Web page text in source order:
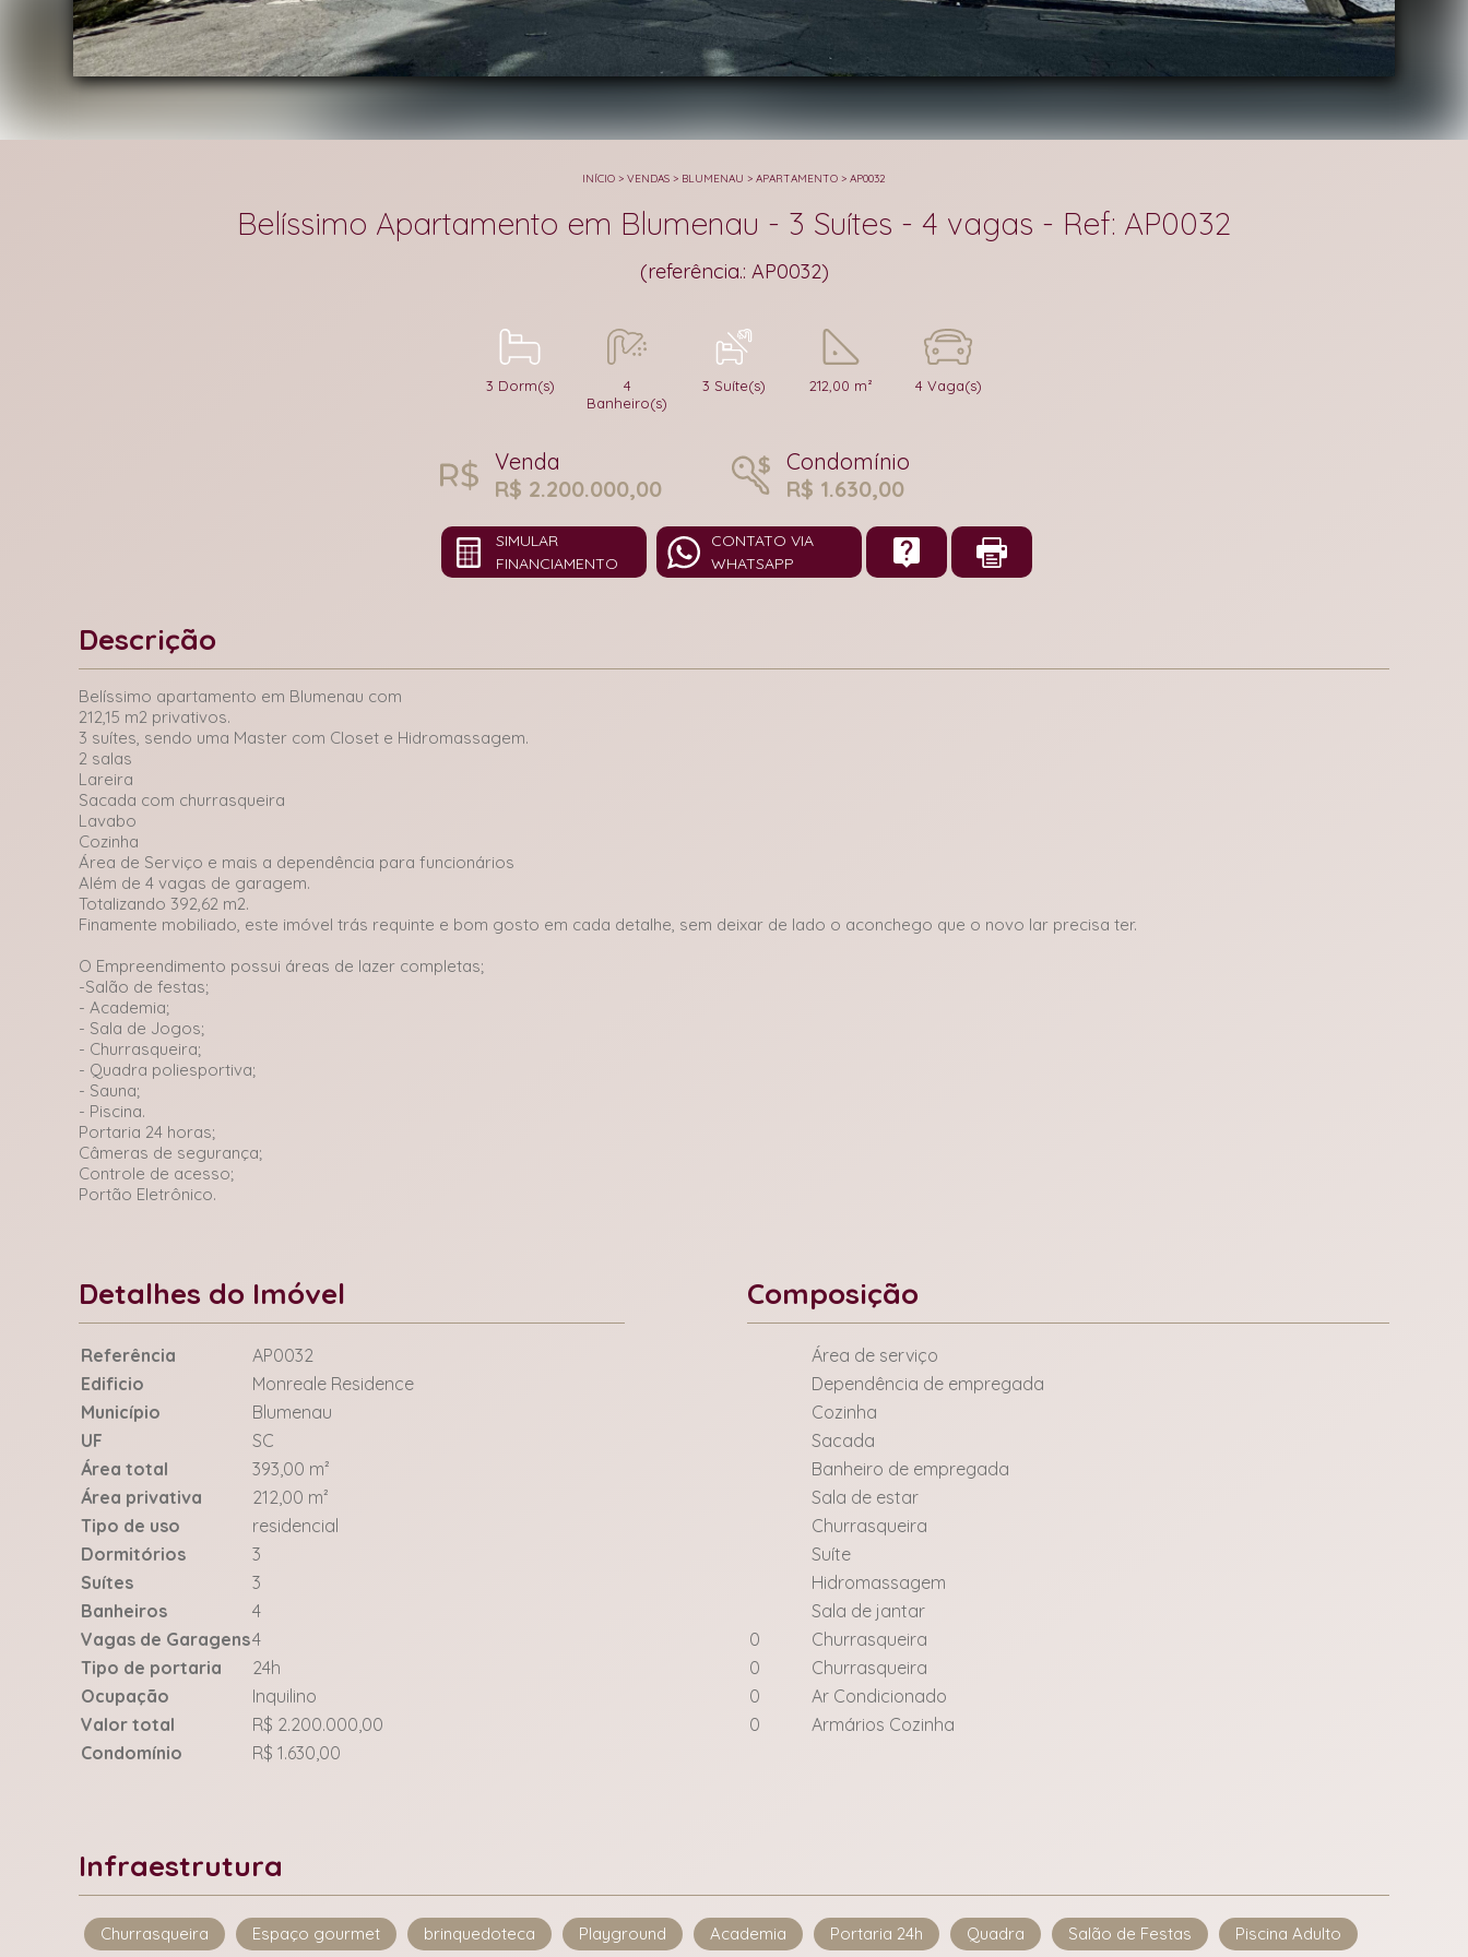
INÍCIO > VENDAS > BLUMENAU > APARTAMENTO > AP0032
Belíssimo Apartamento em Blumenau - 3 Suítes - 4 vagas - Ref: AP0032
(referência.: AP0032)
3 Dorm(s)
4
Banheiro(s)
3 Suíte(s) 212,00 m² 4 Vaga(s)
Venda
R$ 2.200.000,00
Condomínio
R$ 1.630,00
SIMULAR
FINANCIAMENTO
CONTATO VIA
WHATSAPP
Descrição
Belíssimo apartamento em Blumenau com
212,15 m2 privativos.
3 suítes, sendo uma Master com Closet e Hidromassagem.
2 salas
Lareira
Sacada com churrasqueira
Lavabo
Cozinha
Área de Serviço e mais a dependência para funcionários
Além de 4 vagas de garagem.
Totalizando 392,62 m2.
Finamente mobiliado, este imóvel trás requinte e bom gosto em cada detalhe, sem deixar de lado o aconchego que o novo lar precisa ter.
O Empreendimento possui áreas de lazer completas;
-Salão de festas;
- Academia;
- Sala de Jogos;
- Churrasqueira;
- Quadra poliesportiva;
- Sauna;
- Piscina.
Portaria 24 horas;
Câmeras de segurança;
Controle de acesso;
Portão Eletrônico.
Detalhes do Imóvel
Referência
AP0032
Edificio
Monreale Residence
Município
Blumenau
UF
SC
Área total
393,00 m²
Área privativa
212,00 m²
Tipo de uso
residencial
Dormitórios
3
Suítes
3
Banheiros
4
Vagas de Garagens4
Tipo de portaria
24h
Ocupação
Inquilino
Valor total
R$ 2.200.000,00
Condomínio
R$ 1.630,00
Composição
Área de serviço
Dependência de empregada
Cozinha
Sacada
Banheiro de empregada
Sala de estar
Churrasqueira
Suíte
Hidromassagem
Sala de jantar
0
Churrasqueira
0
Churrasqueira
0
Ar Condicionado
0
Armários Cozinha
Infraestrutura
Churrasqueira Espaço gourmet brinquedoteca Playground Academia Portaria 24h Quadra Salão de Festas Piscina Adulto